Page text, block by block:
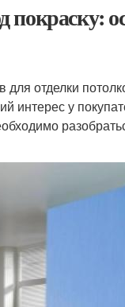
отделки
интерес у